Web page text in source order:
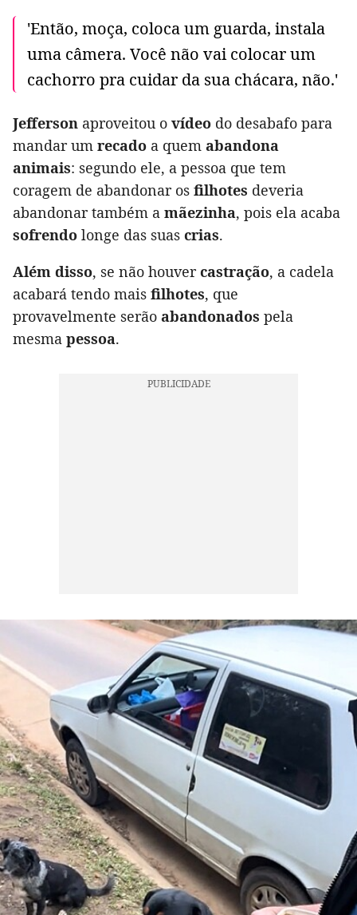
'Então, moça, coloca um guarda, instala
uma câmera. Você não vai colocar um
cachorro pra cuidar da sua chácara, não.'
Jefferson aproveitou o vídeo do desabafo para
mandar um recado a quem abandona
animais: segundo ele, a pessoa que tem
coragem de abandonar os filhotes deveria
abandonar também a mãezinha, pois ela acaba
sofrendo longe das suas crias.
Além disso, se não houvercastração, a cadela
acabará tendo mais filhotes, que
provavelmente serão abandonados pela
mesma pessoa.